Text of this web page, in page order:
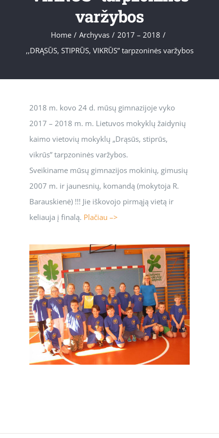
varžybos
Home / Archyvas / 2017 – 2018 /
,,DRĄSŪS, STIPRŪS, VIKRŪS” tarpzoninės varžybos
2018 m. kovo 24 d. mūsų gimnazijoje vyko
2017 – 2018 m. m. Lietuvos mokyklų žaidynių
kaimo vietovių mokyklų „Drąsūs, stiprūs,
vikrūs” tarpzoninės varžybos.
Sveikiname mūsų gimnazijos mokinių, gimusių
2007 m. ir jaunesnių, komandą (mokytoja R.
Barauskienė) !!! Jie iškovojo pirmąją vietą ir
keliauja į finalą. Plačiau –>